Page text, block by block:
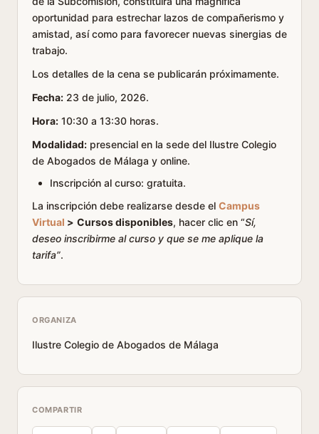
oportunidad para estrechar lazos de compañerismo y
amistad, así como para favorecer nuevas sinergias de
trabajo.
Los detalles de la cena se publicarán próximamente.
Fecha: 23 de julio, 2026.
Hora: 10:30 a 13:30 horas.
Modalidad: presencial en la sede del Ilustre Colegio
de Abogados de Málaga y online.
Inscripción al curso: gratuita.
La inscripción debe realizarse desde el Campus
Virtual > Cursos disponibles, hacer clic en “Sí,
deseo inscribirme al curso y que se me aplique la
tarifa”.
ORGANIZA
Ilustre Colegio de Abogados de Málaga
COMPARTIR